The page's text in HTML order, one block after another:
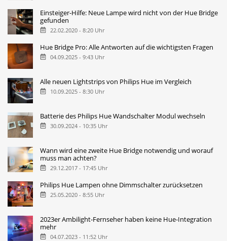
Einsteiger-Hilfe: Neue Lampe wird nicht von der Hue Bridge
gefunden
22.02.2020 - 8:20 Uhr
Hue Bridge Pro: Alle Antworten auf die wichtigsten Fragen
04.09.2025 - 9:43 Uhr
Alle neuen Lightstrips von Philips Hue im Vergleich
10.09.2025 - 8:30 Uhr
Batterie des Philips Hue Wandschalter Modul wechseln
30.09.2024 - 10:35 Uhr
Wann wird eine zweite Hue Bridge notwendig und worauf
muss man achten?
29.12.2017 - 17:45 Uhr
Philips Hue Lampen ohne Dimmschalter zurücksetzen
25.05.2020 - 8:55 Uhr
2023er Ambilight-Fernseher haben keine Hue-Integration
mehr
04.07.2023 - 11:52 Uhr